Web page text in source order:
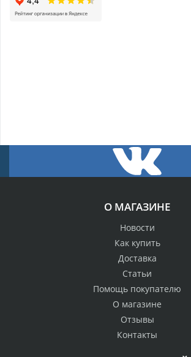
О МАГАЗИНЕ
Новости
Как купить
Доставка
Статьи
Помощь покупателю
О магазине
Отзывы
Контакты